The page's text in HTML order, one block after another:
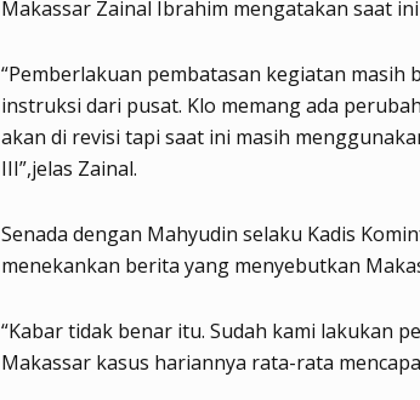
Makassar Zainal Ibrahim mengatakan saat
“Pemberlakuan pembatasan kegiatan masih
instruksi dari pusat. Klo memang ada
akan di revisi tapi saat ini masih
III”,jelas Zainal.
Senada dengan Mahyudin selaku Kadis
menekankan berita yang menyebutkan
“Kabar tidak benar itu. Sudah kami lakukan
Makassar kasus hariannya rata-rata